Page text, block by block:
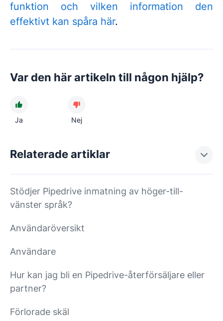
funktion och vilken information den
effektivt kan spåra här.
Var den här artikeln till någon hjälp?
Ja Nej
Relaterade artiklar
Stödjer Pipedrive inmatning av höger-till-
vänster språk?
Användaröversikt
Användare
Hur kan jag bli en Pipedrive-återförsäljare eller
partner?
Förlorade skäl